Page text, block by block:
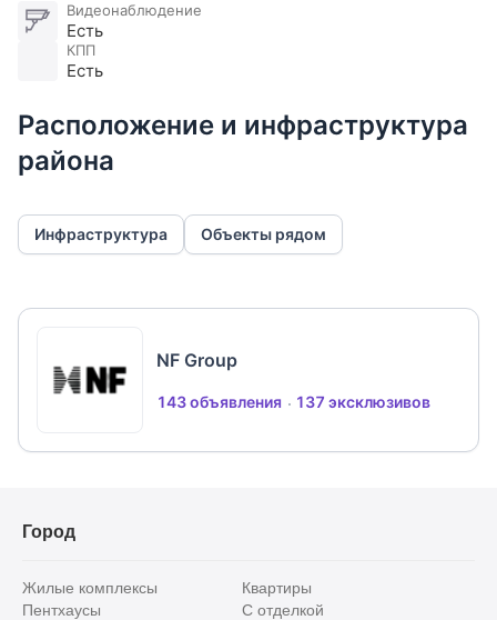
Видеонаблюдение
Есть
КПП
Есть
Расположение и инфраструктура
района
Инфраструктура Объекты рядом
NF Group
143 объявления 137 эксклюзивов
Город
Жилые комплексы
Квартиры
Пентхаусы
С отделкой